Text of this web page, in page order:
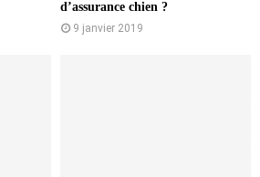
d’assurance chien ?
9 janvier 2019